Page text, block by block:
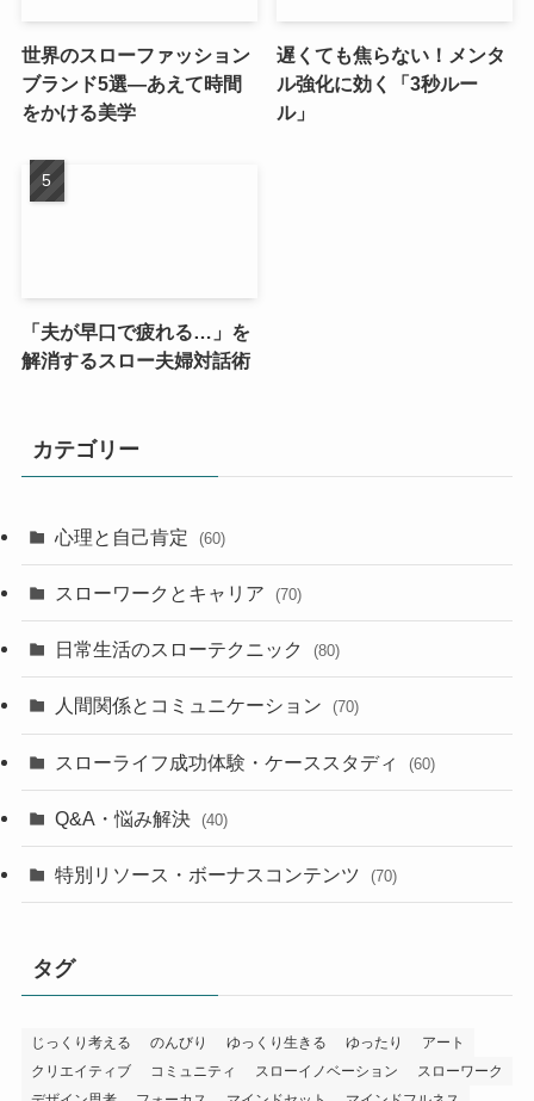
世界のスローファッション
ブランド5選—あえて時間
をかける美学
遅くても焦らない！メンタ
ル強化に効く「3秒ルー
ル」
「夫が早口で疲れる…」を
解消するスロー夫婦対話術
カテゴリー
心理と自己肯定 (60)
スローワークとキャリア (70)
日常生活のスローテクニック (80)
人間関係とコミュニケーション (70)
スローライフ成功体験・ケーススタディ (60)
Q&A・悩み解決 (40)
特別リソース・ボーナスコンテンツ (70)
タグ
じっくり考える のんびり ゆっくり生きる ゆったり
アート
クリエイティブ
コミュニティ スローイノベーション
スローワーク